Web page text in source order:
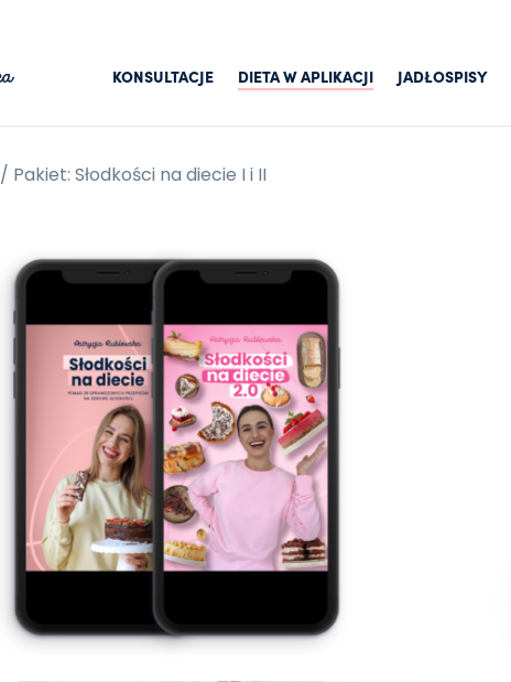
KONSULTACJE DIETA W APLIKACJI JADŁOSPISY
/ Pakiet: Słodkości na diecie I i II